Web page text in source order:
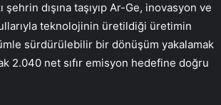
şehrin dışına taşıyıp Ar-Ge, inovasyon ve
teknolojinin üretildiği üretimin
sürdürülebilir bir dönüşüm yakalamak
2.040 net sıfır emisyon hedefine doğru